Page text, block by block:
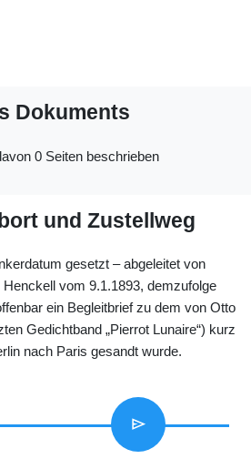
Dokuments
0 Seiten beschrieben
und Zustellweg
gesetzt – abgeleitet von
vom 9.1.1893, demzufolge
ein Begleitbrief zu dem von Otto
Gedichtband „Pierrot Lunaire“) kurz
nach Paris gesandt wurde.
send